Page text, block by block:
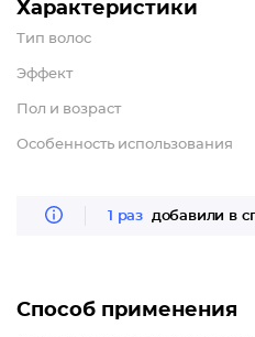
Характеристики
Тип волос
Эффект
Пол и возраст
Особенность использования
1 раз добавили в
Способ применения